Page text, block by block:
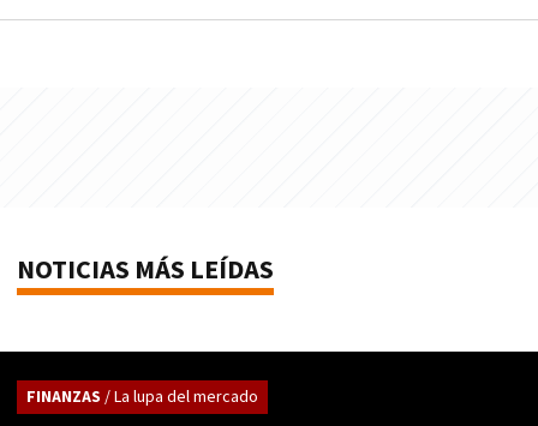
NOTICIAS MÁS LEÍDAS
FINANZAS / La lupa del mercado